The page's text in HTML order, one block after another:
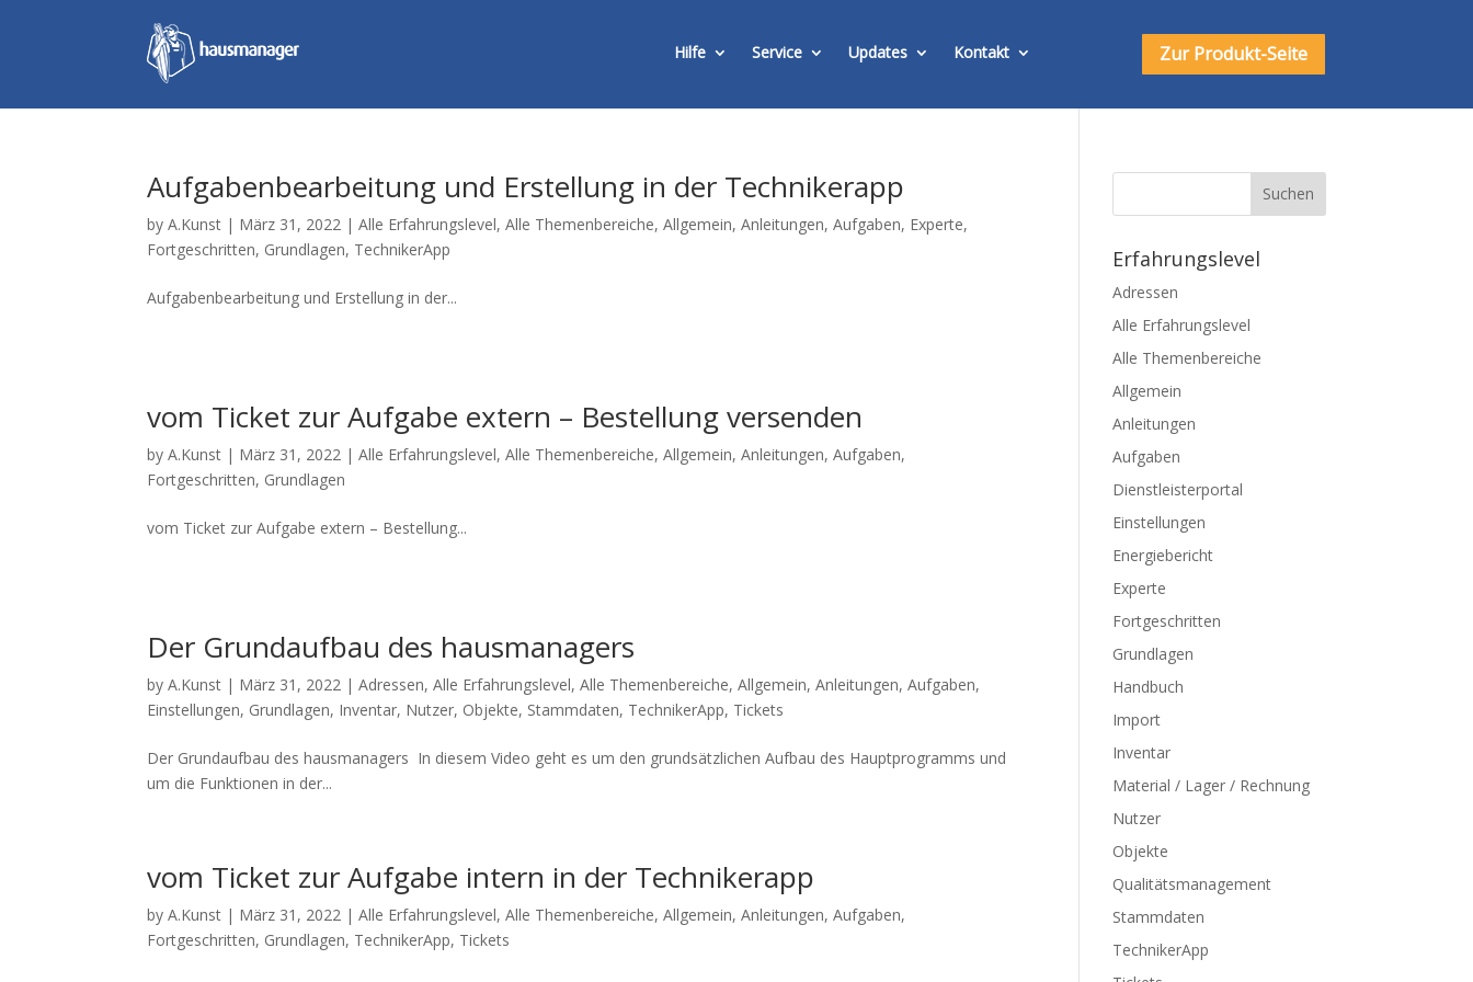
Hilfe Service Updates Kontakt Zur Produkt-Seite
Aufgabenbearbeitung und Erstellung in der Technikerapp
byA.Kunst | März 31, 2022 |Alle Erfahrungslevel,Alle Themenbereiche,Allgemein,Anleitungen,Aufgaben, Experte,
Fortgeschritten, Grundlagen, TechnikerApp
Aufgabenbearbeitung und Erstellung in der...
vom Ticket zur Aufgabe extern – Bestellung versenden
byA.Kunst | März 31, 2022 |Alle Erfahrungslevel,Alle Themenbereiche,Allgemein,Anleitungen,Aufgaben,
Fortgeschritten, Grundlagen
vom Ticket zur Aufgabe extern – Bestellung...
Der Grundaufbau des hausmanagers
byA.Kunst | März 31, 2022 |Adressen,Alle Erfahrungslevel,Alle Themenbereiche,Allgemein,Anleitungen,Aufgaben,
Einstellungen, Grundlagen, Inventar, Nutzer, Objekte, Stammdaten, TechnikerApp, Tickets
Der Grundaufbau des hausmanagers In diesem Video geht es um den grundsätzlichen Aufbau des Hauptprogramms und
um die Funktionen in der...
vom Ticket zur Aufgabe intern in der Technikerapp
byA.Kunst | März 31, 2022 |Alle Erfahrungslevel,Alle Themenbereiche,Allgemein,Anleitungen,Aufgaben,
Fortgeschritten, Grundlagen, TechnikerApp, Tickets
Erfahrungslevel
Adressen
Alle Erfahrungslevel
Alle Themenbereiche
Allgemein
Anleitungen
Aufgaben
Dienstleisterportal
Einstellungen
Energiebericht
Experte
Fortgeschritten
Grundlagen
Handbuch
Import
Inventar
Material / Lager / Rechnung
Nutzer
Objekte
Qualitätsmanagement
Stammdaten
TechnikerApp